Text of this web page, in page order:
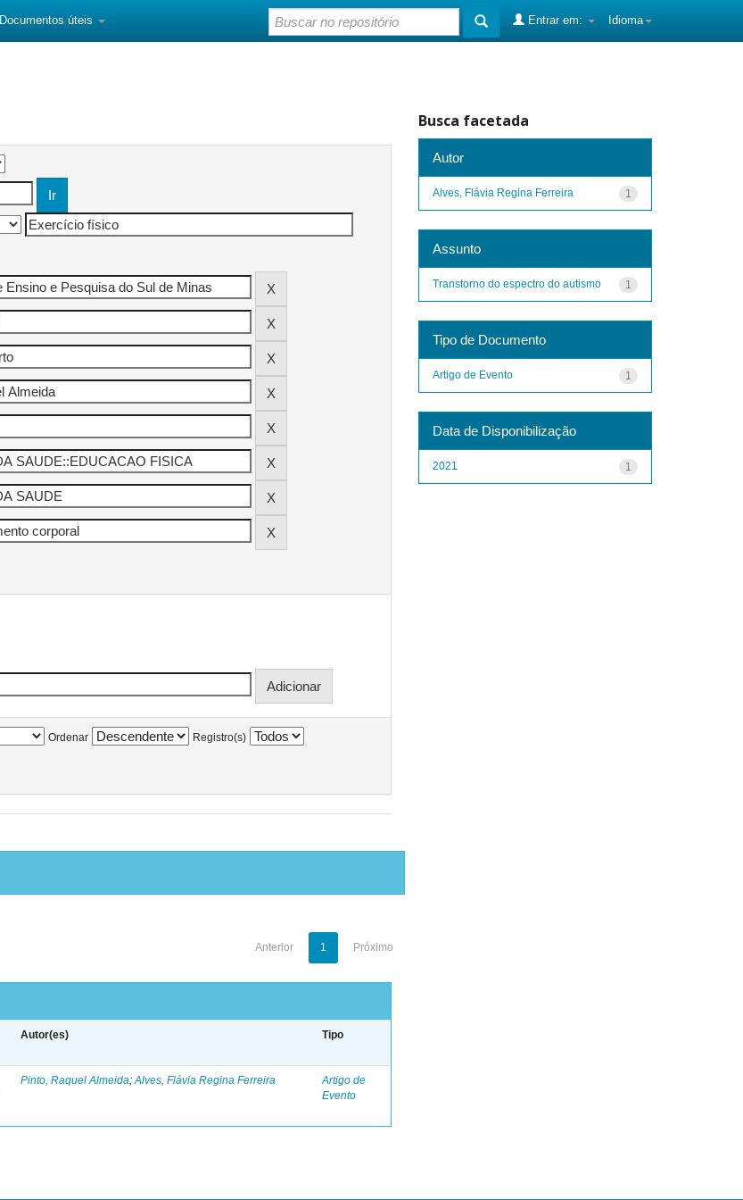
Documentos úteis Idioma
Entrar em:
Ordenar Registro(s)
Anterior 1 Próximo
Autor(es) Tipo
Pinto, Raquel Almeida;Alves, Flávia Regina Ferreira
Artigo de
Evento
Busca facetada
Autor
1
Alves, Flávia Regina Ferreira
Assunto
1
Transtorno do espectro do autismo
Tipo de Documento
1
Artigo de Evento
Data de Disponibilização
1
2021